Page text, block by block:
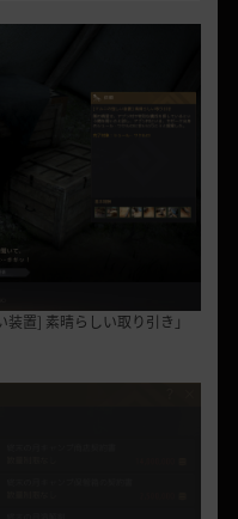
置] 素晴らしい取り引き」